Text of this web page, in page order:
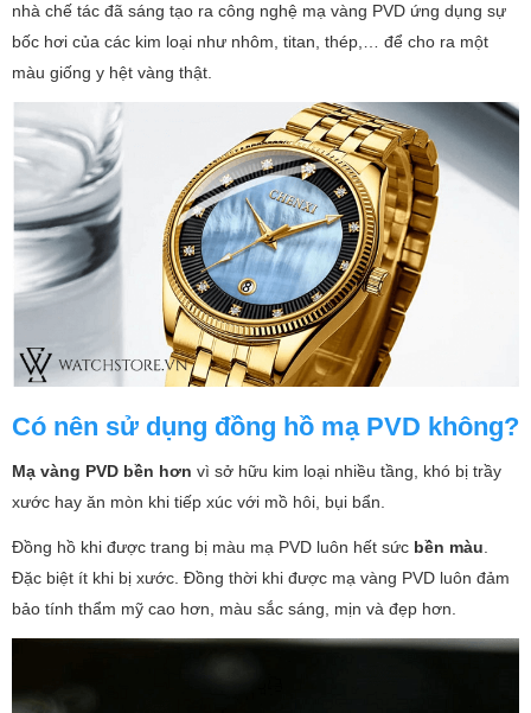
nhà chế tác đã sáng tạo ra công nghệ mạ vàng PVD ứng dụng sự
bốc hơi của các kim loại như nhôm, titan, thép,… để cho ra một
màu giống y hệt vàng thật.
Có nên sử dụng đồng hồ mạ PVD không?
Mạ vàng PVD bền hơn vì sở hữu kim loại nhiều tầng, khó bị trầy
xước hay ăn mòn khi tiếp xúc với mồ hôi, bụi bẩn.
Đồng hồ khi được trang bị màu mạ PVD luôn hết sức bền màu.
Đặc biệt ít khi bị xước. Đồng thời khi được mạ vàng PVD luôn đảm
bảo tính thẩm mỹ cao hơn, màu sắc sáng, mịn và đẹp hơn.